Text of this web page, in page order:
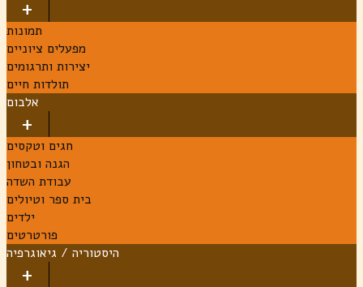
תמונות
מפעלים ציוניים
יצירות ותרגומים
תולדות חיים
אלבום
חגים וטקסים
הגנה ובטחון
עבודת השדה
בית ספר וטיולים
ילדים
פורטרטים
היסטוריה / גיאוגרפיה